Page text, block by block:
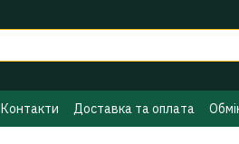
Контакти Доставка та оплата
конфіденційності Бренди